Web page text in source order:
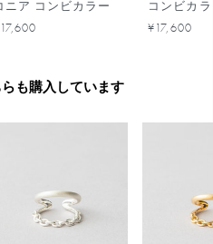
ニア コンビカラー
コンビカ
¥17,600
も購入しています